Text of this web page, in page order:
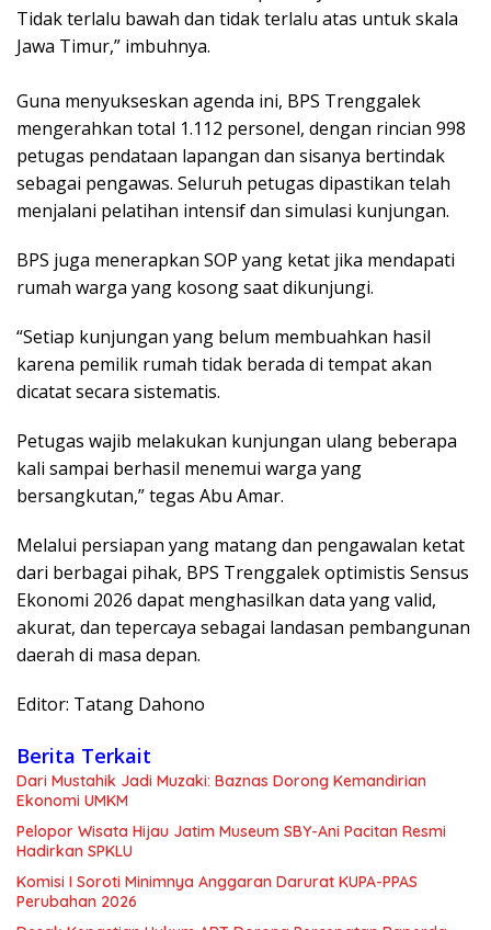
Tidak terlalu bawah dan tidak terlalu atas untuk skala
Jawa Timur,” imbuhnya.
​Guna menyukseskan agenda ini, BPS Trenggalek
mengerahkan total 1.112 personel, dengan rincian 998
petugas pendataan lapangan dan sisanya bertindak
sebagai pengawas. Seluruh petugas dipastikan telah
menjalani pelatihan intensif dan simulasi kunjungan.
​BPS juga menerapkan SOP yang ketat jika mendapati
rumah warga yang kosong saat dikunjungi.
“Setiap kunjungan yang belum membuahkan hasil
karena pemilik rumah tidak berada di tempat akan
dicatat secara sistematis.
Petugas wajib melakukan kunjungan ulang beberapa
kali sampai berhasil menemui warga yang
bersangkutan,” tegas Abu Amar.
​Melalui persiapan yang matang dan pengawalan ketat
dari berbagai pihak, BPS Trenggalek optimistis Sensus
Ekonomi 2026 dapat menghasilkan data yang valid,
akurat, dan tepercaya sebagai landasan pembangunan
daerah di masa depan.
Editor: Tatang Dahono
Berita Terkait
Dari Mustahik Jadi Muzaki: Baznas Dorong Kemandirian
Ekonomi UMKM
Pelopor Wisata Hijau Jatim Museum SBY-Ani Pacitan Resmi
Hadirkan SPKLU
Komisi I Soroti Minimnya Anggaran Darurat KUPA-PPAS
Perubahan 2026